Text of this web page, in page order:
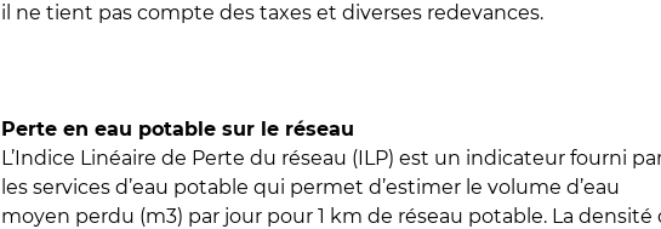
il ne tient pas compte des taxes et diverses redevances.
Perte en eau potable sur le réseau
L’Indice Linéaire de Perte du réseau (ILP) est un indicateur fourni
les services d’eau potable qui permet d’estimer le volume d’eau
moyen perdu (m3) par jour pour 1 km de réseau potable. La densité